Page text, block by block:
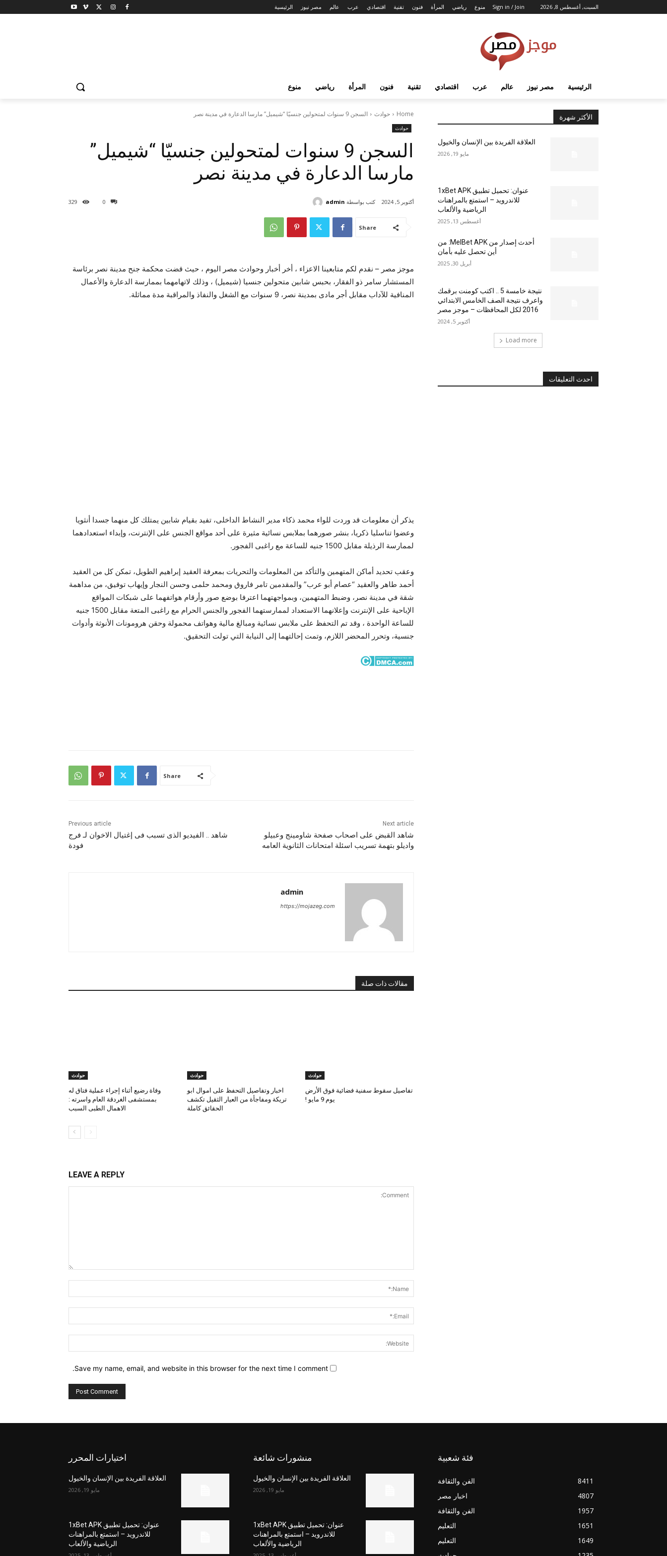
السبت, أغسطس 8, 2026 Sign in / Join الرئيسية مصر نيوز عالم عرب اقتصادي تقنية فنون المرأة رياضي منوع
الرئيسية مصر نيوز عالم عرب اقتصادي تقنية فنون المرأة رياضي منوع
Home حوادث السجن 9 سنوات لمتحولين جنسيّا “شيميل” مارسا الدعارة في مدينة نصر
حوادث
السجن 9 سنوات لمتحولين جنسيّا “شيميل”
مارسا الدعارة في مدينة نصر
0
329 أكتوبر 5, 2024 كتب بواسطة admin
Share
موجز مصر – نقدم لكم متابعينا الاعزاء ، أخر أخبار وحوادث مصر اليوم ، حيث قضت محكمة جنح مدينة نصر برئاسة
المستشار سامر ذو الفقار، بحبس شابين متحولين جنسيا (شيميل) ، وذلك لاتهامهما بممارسة الدعارة والأعمال
المنافية للآداب مقابل أجر مادى بمدينة نصر، 9 سنوات مع الشغل والنفاذ والمراقبة مدة مماثلة.
يذكر أن معلومات قد وردت للواء محمد ذكاء مدير النشاط الداخلى، تفيد بقيام شابين يمتلك كل منهما جسدا أنثويا
وعضوا تناسليا ذكريا، بنشر صورهما بملابس نسائية مثيرة على أحد مواقع الجنس على الإنترنت، وإبداء استعدادهما
لممارسة الرذيلة مقابل 1500 جنيه للساعة مع راغبى الفجور.
وعقب تحديد أماكن المتهمين والتأكد من المعلومات والتحريات بمعرفة العقيد إبراهيم الطويل، تمكن كل من العقيد
أحمد طاهر والعقيد “عصام أبو عرب” والمقدمين تامر فاروق ومحمد حلمى وحسن النجار وإيهاب توفيق، من مداهمة
شقة في مدينة نصر، وضبط المتهمين، وبمواجهتهما اعترفا بوضع صور وأرقام هواتفهما على شبكات المواقع
الإباحية على الإنترنت وإعلانهما الاستعداد لممارستهما الفجور والجنس الحرام مع راغبى المتعة مقابل 1500 جنيه
للساعة الواحدة ، وقد تم التحفظ على ملابس نسائية ومبالغ مالية وهواتف محمولة وحقن هرومونات الأنوثة وأدوات
جنسية، وتحرر المحضر اللازم، وتمت إحالتهما إلى النيابة التي تولت التحقيق.
Share
Previous article
شاهد .. الفيديو الذى تسبب فى إغتيال الاخوان لـ فرج
فودة
Next article
شاهد القبض على اصحاب صفحة شاومينج وعبيلو
واديلو بتهمة تسريب اسئلة امتحانات الثانوية العامه
admin
https://mojazeg.com
مقالات ذات صلة
حوادث
تفاصيل سقوط سفنية فضائية فوق الأرض
يوم 9 مايو !
حوادث
اخبار وتفاصيل التحفظ على اموال ابو
تريكة ومفاجأة من العيار الثقيل تكشف
الحقائق كاملة
حوادث
وفاة رضيع أثناء إجراء عملية فتاق له
بمستشفى الغردقة العام واسرته :
الاهمال الطبى السبب
LEAVE A REPLY
Save my name, email, and website in this browser for the next time I comment.
الأكثر شهرة
العلاقة الفريدة بين الإنسان والخيول
مايو 19, 2026
عنوان: تحميل تطبيق 1xBet APK
للاندرويد – استمتع بالمراهنات
الرياضية والألعاب
أغسطس 13, 2025
أحدث إصدار من MelBet APK: من
أين تحصل عليه بأمان
أبريل 30, 2025
نتيجة خامسة 5 .. اكتب كومنت برقمك
واعرف نتيجة الصف الخامس الابتدائي
2016 لكل المحافظات – موجز مصر
أكتوبر 5, 2024
Load more
احدث التعليقات
اختيارات المحرر
العلاقة الفريدة بين الإنسان والخيول
مايو 19, 2026
عنوان: تحميل تطبيق 1xBet APK
للاندرويد – استمتع بالمراهنات
الرياضية والألعاب
منشورات شائعة
العلاقة الفريدة بين الإنسان والخيول
مايو 19, 2026
عنوان: تحميل تطبيق 1xBet APK
للاندرويد – استمتع بالمراهنات
الرياضية والألعاب
فئة شعبية
الفن والثقافة
8411
اخبار مصر
4807
الفن والثقافة
1957
التعليم
1651
التعليم
1649